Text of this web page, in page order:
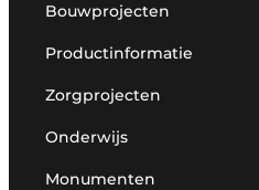
Bouwprojecten
Productinformatie
Zorgprojecten
Onderwijs
Monumenten